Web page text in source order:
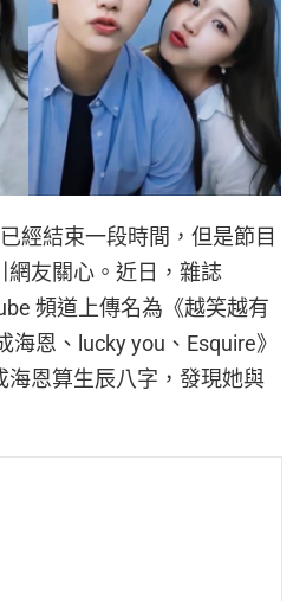
經結束一段時間，但是節目
友關心。近日，雜誌
頻道上傳名為《越笑越有
恩、lucky you、Esquire》
海恩算生辰八字，發現她與